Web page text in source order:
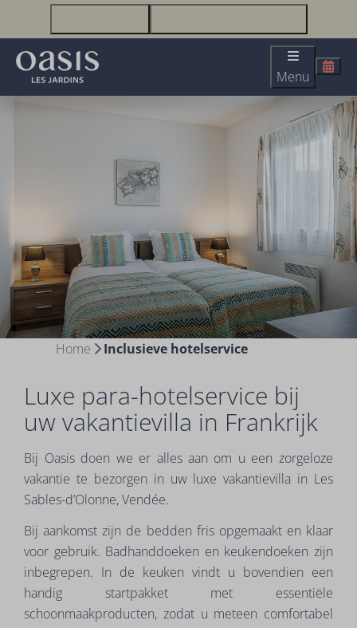
Menu
Home Inclusieve hotelservice
Luxe para-hotelservice bij
uw vakantievilla in Frankrijk
Bij Oasis doen we er alles aan om u een zorgeloze
vakantie te bezorgen in uw luxe vakantievilla in Les
Sables-d’Olonne, Vendée.
Bij aankomst zijn de bedden fris opgemaakt en klaar
voor gebruik. Badhanddoeken en keukendoeken zijn
inbegrepen. In de keuken vindt u bovendien een
handig startpakket met essentiële
schoonmaakproducten, zodat u meteen comfortabel